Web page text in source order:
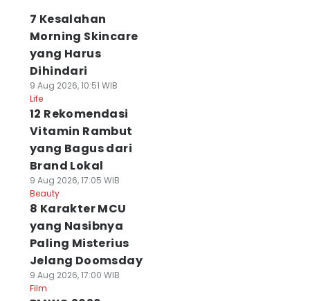
7 Kesalahan
Morning Skincare
yang Harus
Dihindari
9 Aug 2026, 10:51 WIB
Life
12 Rekomendasi
Vitamin Rambut
yang Bagus dari
Brand Lokal
9 Aug 2026, 17:05 WIB
Beauty
8 Karakter MCU
yang Nasibnya
Paling Misterius
Jelang Doomsday
9 Aug 2026, 17:00 WIB
Film